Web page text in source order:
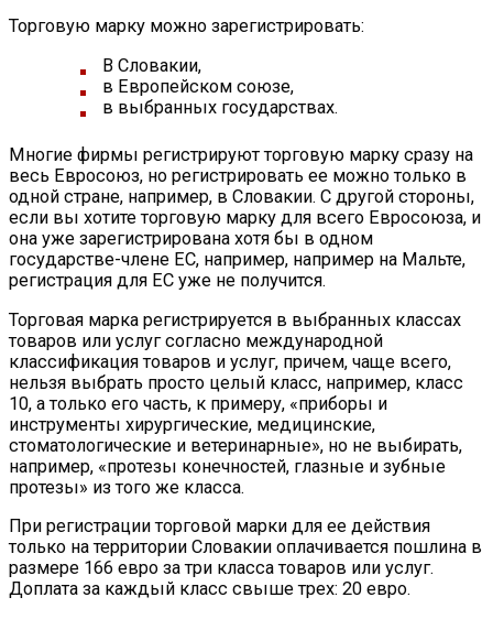
Торговую марку можно зарегистрировать:
В Словакии,
в Европейском союзе,
в выбранных государствах.
Многие фирмы регистрируют торговую марку сразу на
весь Евросоюз, но регистрировать ее можно только в
одной стране, например, в Словакии. С другой стороны,
если вы хотите торговую марку для всего Евросоюза, и
она уже зарегистрирована хотя бы в одном
государстве-члене ЕС, например, например на Мальте,
регистрация для ЕС уже не получится.
Торговая марка регистрируется в выбранных классах
товаров или услуг согласно международной
классификация товаров и услуг, причем, чаще всего,
нельзя выбрать просто целый класс, например, класс
10, а только его часть, к примеру, «приборы и
инструменты хирургические, медицинские,
стоматологические и ветеринарные», но не выбирать,
например, «протезы конечностей, глазные и зубные
протезы» из того же класса.
При регистрации торговой марки для ее действия
только на территории Словакии оплачивается пошлина в
размере 166 евро за три класса товаров или услуг.
Доплата за каждый класс свыше трех: 20 евро.